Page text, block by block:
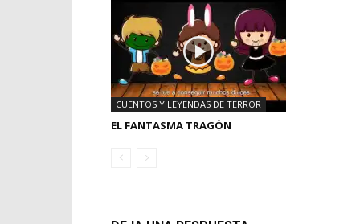
CUENTOS Y LEYENDAS DE TERROR
EL FANTASMA TRAGÓN